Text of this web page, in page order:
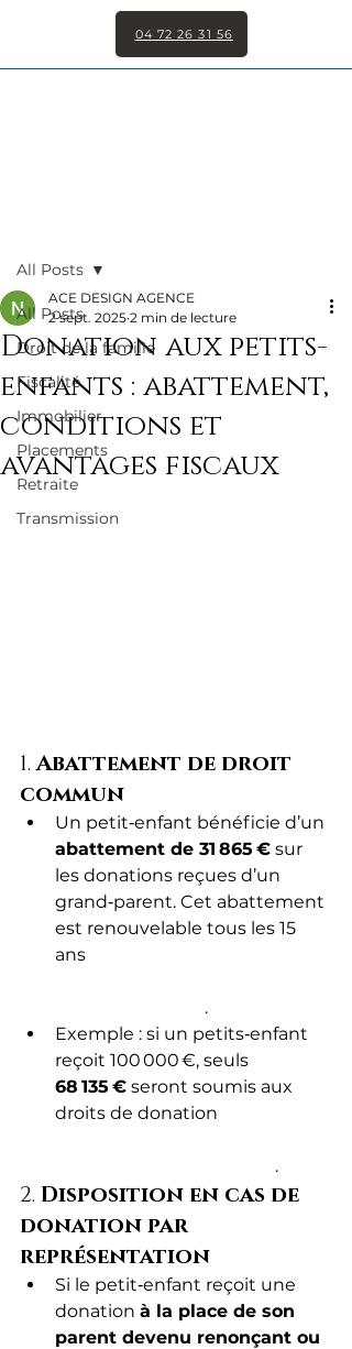
04 72 26 31 56
All Posts
Droit de la famille
Fiscalité
Immobilier
Placements
Retraite
Transmission
All Posts
Donation aux petits-
enfants : abattement,
conditions et
avantages fiscaux
ACE DESIGN AGENCE
2 sept. 2025 2 min de lecture
1. Abattement de droit
commun
Un petit‑enfant bénéficie d’un
abattement de 31 865 € sur
les donations reçues d’un
grand‑parent. Cet abattement
est renouvelable tous les 15
ans
.
Exemple : si un petits‑enfant
reçoit 100 000 €, seuls
68 135 € seront soumis aux
droits de donation
.
2. Disposition en cas de
donation par
représentation
Si le petit‑enfant reçoit une
donation à la place de son
parent devenu renonçant ou